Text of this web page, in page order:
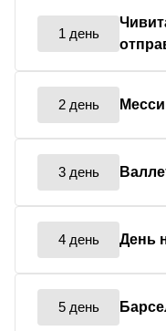
1 день
2 день
3 день
4 день День
5 день